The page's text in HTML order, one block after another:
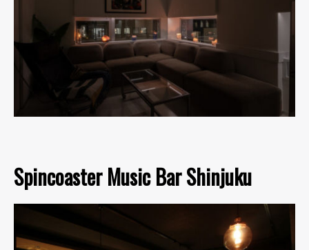
Spincoaster Music Bar Shinjuku